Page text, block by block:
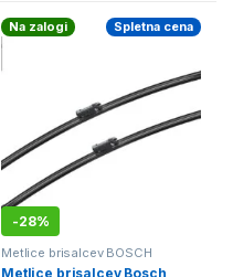
Na zalogi
-28%
Spletna cena
Metlice brisalcev BOSCH
Aerotwin - spredaj
Metlice brisalcev Bosch